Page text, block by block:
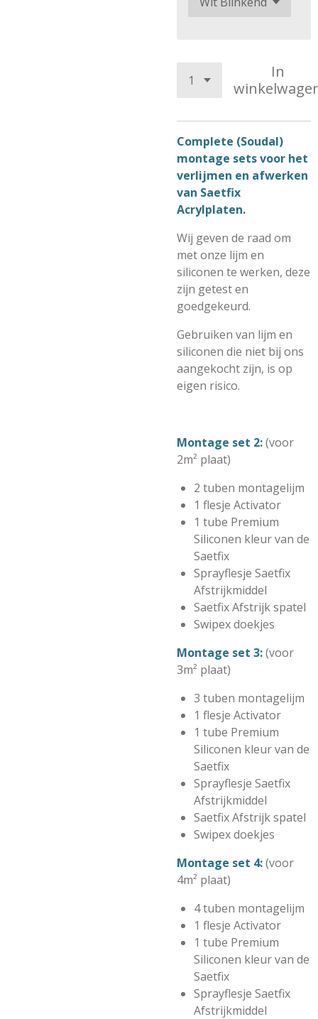
In
Complete (Soudal)
montage sets voor het
verlijmen en afwerken
van Saetfix
Acrylplaten.
Wij geven de raad om
met onze lijm en
siliconen te werken, deze
zijn getest en
goedgekeurd.
Gebruiken van lijm en
siliconen die niet bij ons
aangekocht zijn, is op
eigen risico.
Montage set 2:(voor
2m² plaat)
2 tuben montagelijm
1 flesje Activator
1 tube Premium
Siliconen kleur van de
Saetfix
Sprayflesje Saetfix
Afstrijkmiddel
Saetfix Afstrijk spatel
Swipex doekjes
Montage set 3:(voor
3m² plaat)
3 tuben montagelijm
1 flesje Activator
1 tube Premium
Siliconen kleur van de
Saetfix
Sprayflesje Saetfix
Afstrijkmiddel
Saetfix Afstrijk spatel
Swipex doekjes
Montage set 4:(voor
4m² plaat)
4 tuben montagelijm
1 flesje Activator
1 tube Premium
Siliconen kleur van de
Saetfix
Sprayflesje Saetfix
Afstrijkmiddel